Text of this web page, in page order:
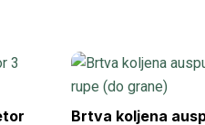
Brtva koljena